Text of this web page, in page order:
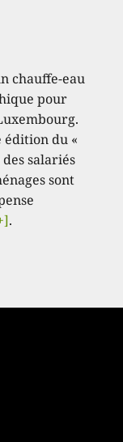
chauffe-eau
pour
édition du «
salariés
sont
.